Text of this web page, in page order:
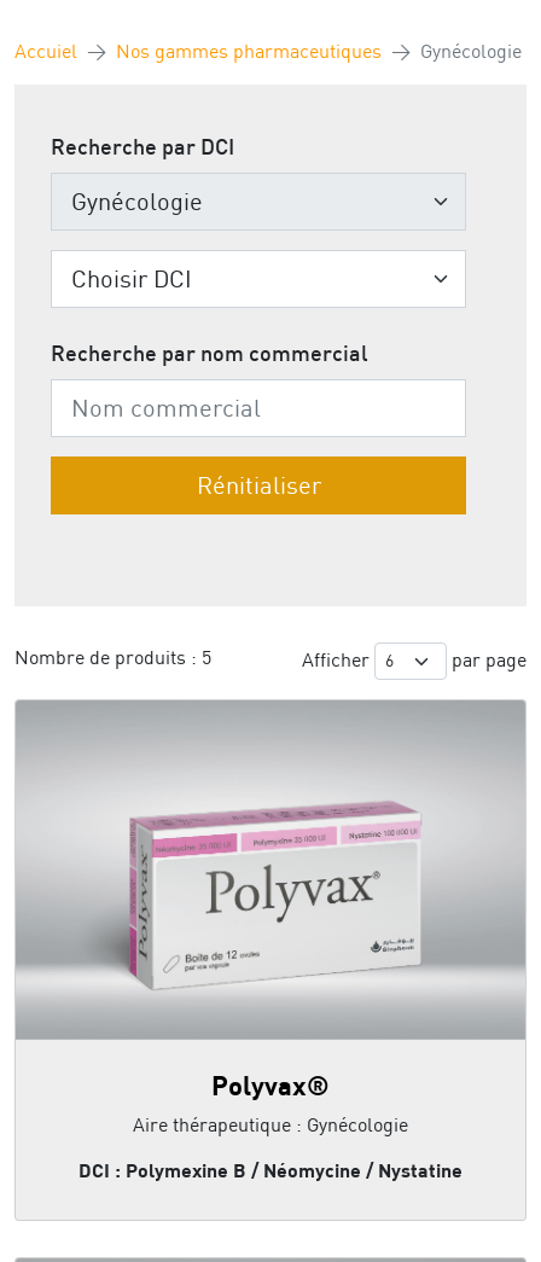
Accuiel Nos gammes pharmaceutiques Gynécologie
Recherche par DCI
Recherche par nom commercial
Nombre de produits : 5 Afficher par page
Polyvax®
Aire thérapeutique : Gynécologie
DCI : Polymexine B / Néomycine / Nystatine